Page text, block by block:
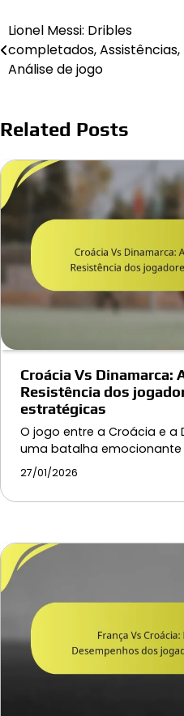
navigation
Lionel Messi: Dribles
completados, Assistências,
Análise de jogo
Related Posts
Croácia Vs Dinamarca:
Resistência dos
estratégicas
O jogo entre a Croácia e a
uma batalha
27/01/2026